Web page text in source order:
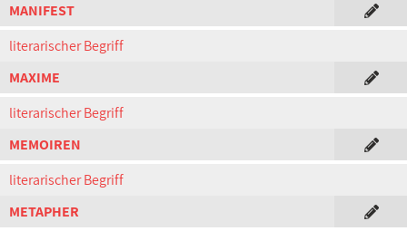
MANIFEST
literarischer Begriff
MAXIME
literarischer Begriff
MEMOIREN
literarischer Begriff
METAPHER